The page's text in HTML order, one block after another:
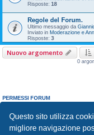
Questo sito utilizza
migliore navigazione
Risposte: 18
Regole del Forum.
Ultimo messaggio da
Inviato in Moderazione e
Risposte: 3
Nuovo argomento
0
PERMESSI FORUM
Non puoirispondere negli argomenti
Non puoimodificare i tuoi messaggi
Non puoicancellare i tuoi messaggi